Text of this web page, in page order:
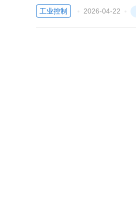
迟滞改写后的折中值。
工业控制
2026-04-22